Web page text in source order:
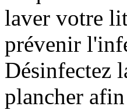
laver votre
prévenir
Désinfectez
plancher